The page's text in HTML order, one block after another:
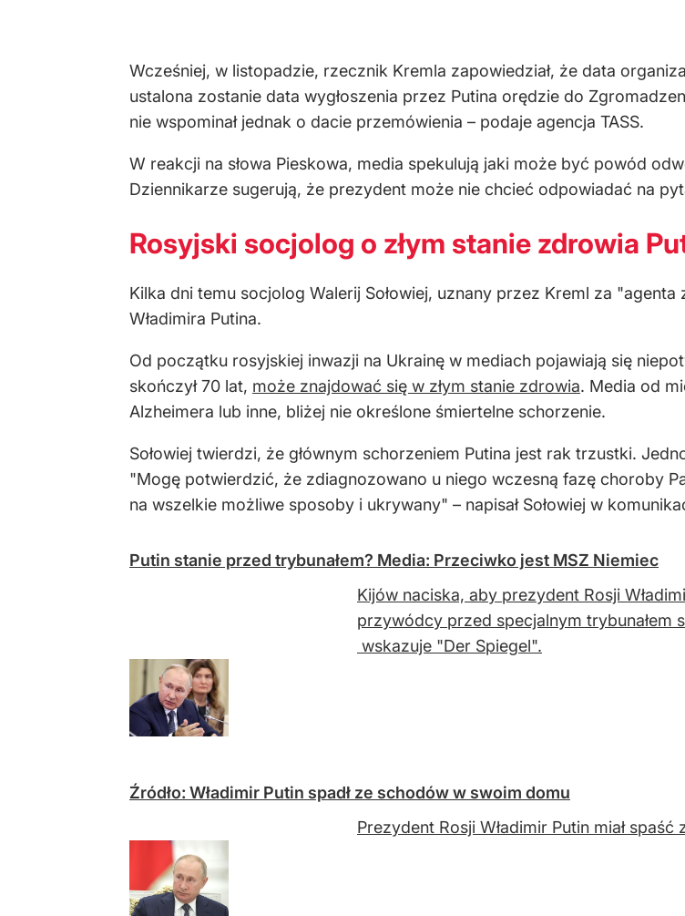
Wcześniej, w listopadzie, rzecznik Kremla zapowiedział, że data
ustalona zostanie data wygłoszenia przez Putina orędzie do
nie wspominał jednak o dacie przemówienia – podaje agencja TASS.
W reakcji na słowa Pieskowa, media spekulują jaki może być powód
Dziennikarze sugerują, że prezydent może nie chcieć odpowiadać na
Rosyjski socjolog o złym stanie zdrowia
Kilka dni temu socjolog Walerij Sołowiej, uznany przez Kreml za
Władimira Putina.
Od początku rosyjskiej inwazji na Ukrainę w mediach pojawiają się
skończył 70 lat, może znajdować się w złym stanie zdrowia. Media od
Alzheimera lub inne, bliżej nie określone śmiertelne schorzenie.
Sołowiej twierdzi, że głównym schorzeniem Putina jest rak trzustki.
"Mogę potwierdzić, że zdiagnozowano u niego wczesną fazę choroby
na wszelkie możliwe sposoby i ukrywany" – napisał Sołowiej w
Putin stanie przed trybunałem? Media: Przeciwko jest MSZ Niemiec
Kijów naciska, aby prezydent Rosji
przywódcy przed specjalnym trybunałem
wskazuje "Der Spiegel".
Źródło: Władimir Putin spadł ze schodów w swoim domu
Prezydent Rosji Władimir Putin miał